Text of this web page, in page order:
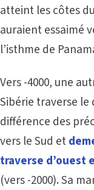
atteint les côtes
auraient essaimé
l’isthme de
Vers -4000, une
Sibérie traverse le
différence des
vers le Sud et
traverse d’ouest
(vers -2000). Sa